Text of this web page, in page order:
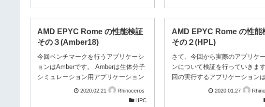
ろな価格でGaussian計算機を探してい
る方には朗報ですね。
性があります。ただ、2020.1に
イルは従来どおり残っているので
おうとするとワーニングは出ま
一応計算は実行でき、ベンチマ
取得は可能です。 GROMACSに
予備知識 分子動力学計算は単一
を繰り返しているわけではなく
AMD EPYC Rome の性能検証
その３(Amber18)
今回ベンチマークを行うアプリケーシ
ョンはAmberです。 Amberは生体分子
シミュレーション用アプリケーション
です。（公式HP) Amber は 有償の
Solverと無償のツール群（AmberTools)
2020.02.21
Rhinoceros
HPC
AMD EPYC Rome の性能
その２(HPL)
さて、今回から実際のアプリケ
ンについて検証を行っていきま
回の実行するアプリケーションは
です。 ご存知の方も多いと思い
が、HPLは行列演算能力を測定
2020.01.27